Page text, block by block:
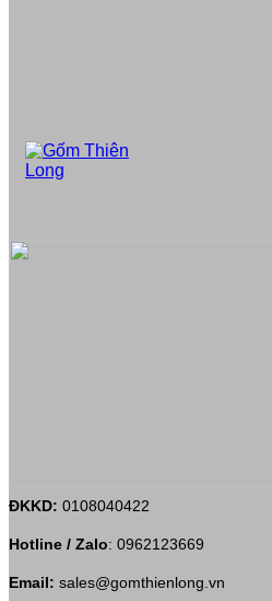
ĐKKD: 0108040422
Hotline / Zalo: 0962123669
Email: sales@gomthienlong.vn